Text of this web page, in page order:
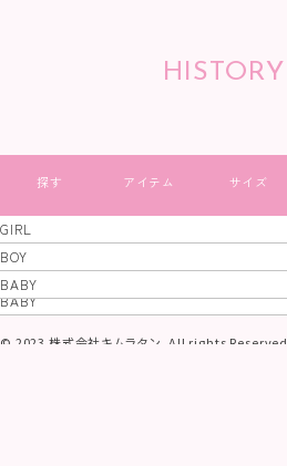
HISTORY
すべて見る
GIRL
BOY
BABY
GIRL
BOY
BABY
© 2023 株式会社キムラタン. All rights Reserved.